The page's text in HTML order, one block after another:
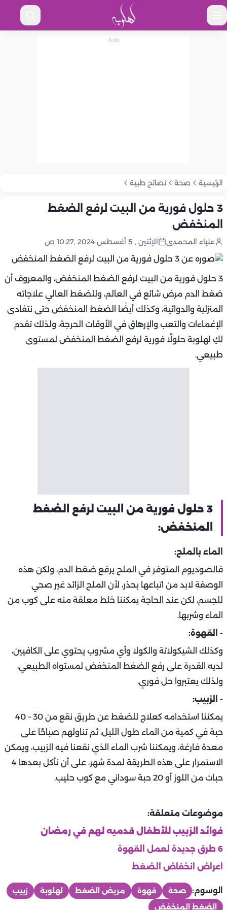
الرئيسية صحة نصائح طبية
3 حلول فورية من البيت لرفع الضغط
المنخفض
علياء المحمدى الإثنين , 5 أغسطس 2024 ,10:27 ص
3 حلول فورية من البيت لرفع الضغط المنخفض، والمعروف أن
ضغط الدم مرض شائع في العالم، وللضغط العالي علاجاته
المنزلية والدوائية، وكذلك أيضًا الضغط المنخفض حتى نتفادى
الإغماءات والتعب والإرهاق في الأوقات الحرجة، ولذلك تقدم
لكِ لهلوبة حلولًا فورية لرفع الضغط المنخفض لمستوى
طبيعي.
3 حلول فورية من البيت لرفع الضغط
المنخفض:
الماء بالملح:
فالصوديوم المتوفر في الملح يرفع ضغط الدم، ولكن هذه
الوصفة لابد من اتباعها بحذر، لأن الملح الزائد غير صحي
للجسم، لكن عند الحاجة يمكننا خلط معلقة منه على كوب من
الماء وشربها.
- القهوة:
وكذلك الشيكولاتة والكولا وأي مشروب يحتوي على الكافيين،
لديه القدرة على رفع الضغط المنخفض لمستواه الطبيعي،
ولذلك يعتبروا حل فوري.
- الزبيب:
يمكننا استخدامه كعلاج للضغط عن طريق نقع من 30 – 40
حبة في كمية من الماء طول الليل، ثم تناولهم صباحًا على
معدة فارغة، ويمكننا شرب الماء الذي نقعنا فيه الزبيب، ويمكن
الاستمرار على هذه الطريقة لمدة شهر، على أن نأكل بعدها 4
حبات من اللوز أو 20 حبة سوداني مع كوب حليب.
موضوعات متعلقة:
فوائد الزبيب للأطفال قدميه لهم في رمضان
6 طرق جديدة لعمل القهوة
اعراض انخفاض الضغط
الوسوم: صحة قهوة مريض الضغط لهلوبة
زبيب
الضغط المنخفض